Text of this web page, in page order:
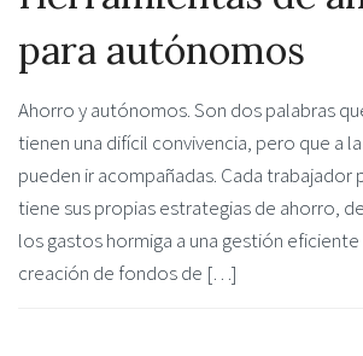
para autónomos
Ahorro y autónomos. Son dos palabras
tienen una difícil convivencia, pero que a
pueden ir acompañadas. Cada trabajador
tiene sus propias estrategias de ahorro,
los gastos hormiga a una gestión
creación de fondos de […]